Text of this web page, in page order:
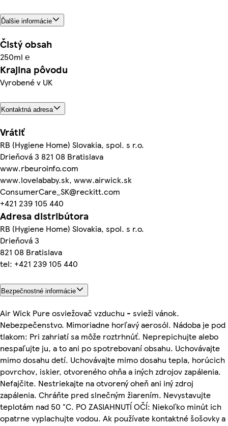
Ďalšie informácie
Čistý obsah
250ml ℮
Krajina pôvodu
Vyrobené v UK
Kontaktná adresa
Vrátiť
RB (Hygiene Home) Slovakia, spol. s r.o.
Drieňová 3 821 08 Bratislava
www.rbeuroinfo.com
www.lovelababy.sk, www.airwick.sk
ConsumerCare_SK@reckitt.com
+421 239 105 440
Adresa distribútora
RB (Hygiene Home) Slovakia, spol. s r.o.
Drieňová 3
821 08 Bratislava
tel: +421 239 105 440
Bezpečnostné informácie
Air Wick Pure osviežovač vzduchu - svieži vánok.
Nebezpečenstvo. Mimoriadne horľavý aerosól. Nádoba je pod
tlakom: Pri zahriatí sa môže roztrhnúť. Neprepichujte alebo
nespaľujte ju, a to ani po spotrebovaní obsahu. Uchovávajte
mimo dosahu detí. Uchovávajte mimo dosahu tepla, horúcich
povrchov, iskier, otvoreného ohňa a iných zdrojov zapálenia.
Nefajčite. Nestriekajte na otvorený oheň ani iný zdroj
zapálenia. Chráňte pred slnečným žiarením. Nevystavujte
teplotám nad 50 °C. PO ZASIAHNUTÍ OČÍ: Niekoľko minút ich
opatrne vyplachujte vodou. Ak používate kontaktné šošovky a